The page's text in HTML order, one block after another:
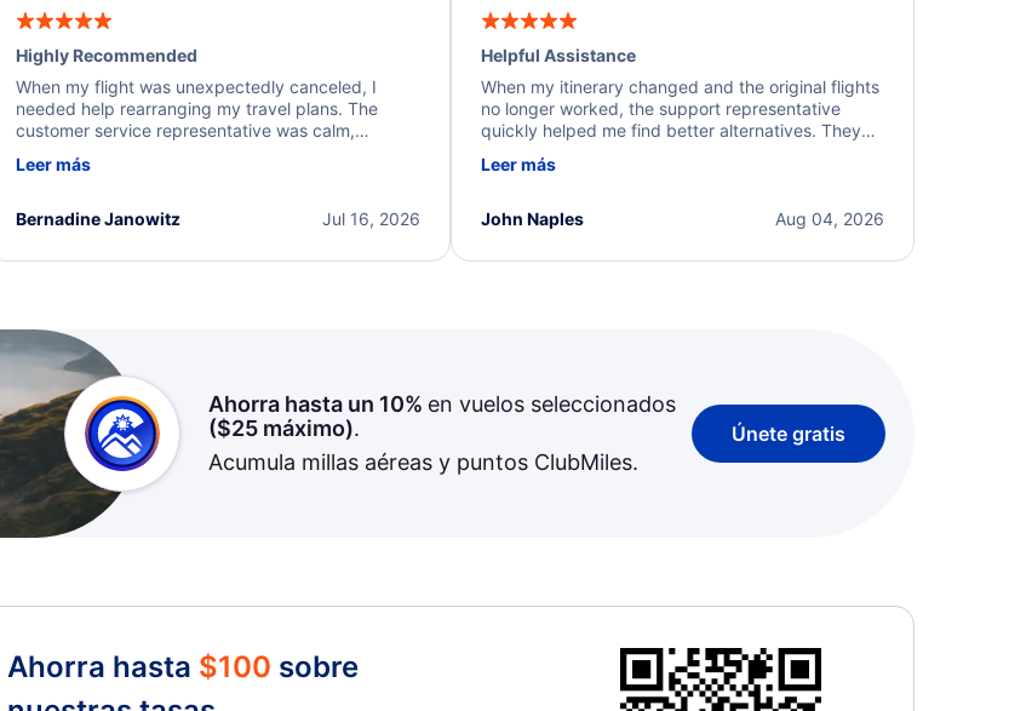
Highly Recommended
When my flight was unexpectedly canceled, I
needed help rearranging my travel plans. The
customer service representative was calm,
process. They quickly found alternative flight
I truly appreciate the excellent support and
Leer más
Jul 16, 2026
Bernadine Janowitz
Helpful Assistance
When my itinerary changed and the original flights
no longer worked, the support representative
quickly helped me find better alternatives. They
beyond to resolve the issue. I'm grateful for the
Leer más
Aug 04, 2026
John Naples
Ahorra hasta un 10% en vuelos seleccionados
($25máximo).
Acumula millas aéreas y puntos ClubMiles.
Únete gratis
Ahorra hasta $100 sobre